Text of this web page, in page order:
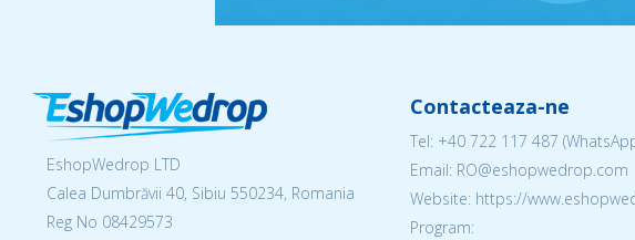
EshopWedrop LTD
Calea Dumbrăvii 40, Sibiu 550234, Romania
Reg No 08429573
Contacteaza-ne
Tel: +40 722 117 487
Email: RO@eshopwedrop.com
Website: https://
Program: